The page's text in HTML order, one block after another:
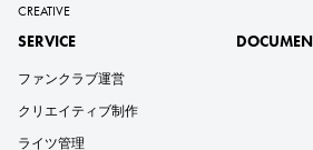
CREATIVE
SERVICE
ファンクラブ運営
クリエイティブ制作
ライツ管理